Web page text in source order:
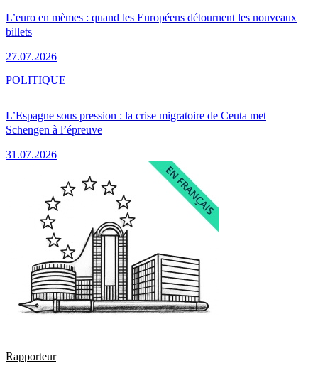
L’euro en mèmes : quand les Européens détournent les nouveaux
billets
27.07.2026
L’Espagne sous pression : la crise migratoire de Ceuta met
Schengen à l’épreuve
31.07.2026
POLITIQUE
Rapporteur